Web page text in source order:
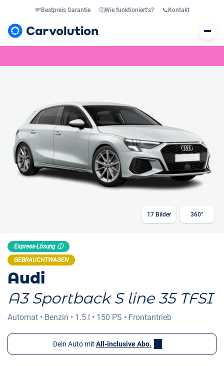
💸Bestpreis Garantie 🤔Wie funktioniert’s? 📞 Kontakt
17 Bilder 360°
Express-Lösung ⓘ
GEBRAUCHTWAGEN
Audi
A3 Sportback S line 35 TFSI
Automat • Benzin • 1.5 l • 150 PS • Frontantrieb
Dein Auto mit All-inclusive Abo.